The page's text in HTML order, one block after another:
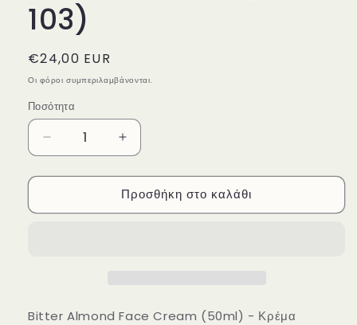
103)
Κανονική
τιμή
€24,00 EUR
Οι φόροι συμπεριλαμβάνονται.
Ποσότητα
Ποσότητα
Μείωση
ποσότητας
για
Almond
Προσώπου
Αύξηση
ποσότητας
για
Bitter
Almond
Προσώπου
Προσθήκη στο καλάθι
Bitter Almond Face Cream (50ml) - Κρέμα